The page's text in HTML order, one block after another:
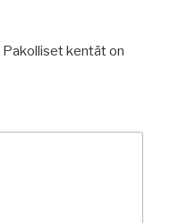
Pakolliset kentät on